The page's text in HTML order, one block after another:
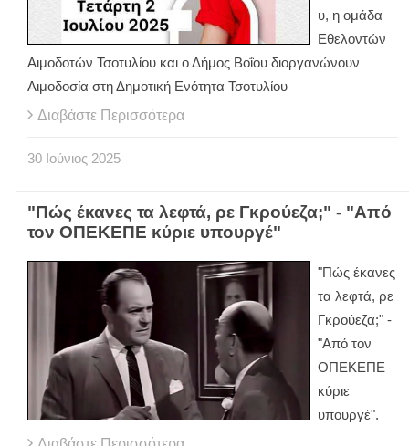
υ, η ομάδα
Εθελοντών
Αιμοδοτών Τσοτυλίου και ο Δήμος Βοΐου διοργανώνουν
Αιμοδοσία στη Δημοτική Ενότητα Τσοτυλίου
Διαβάστε Περισσότερα
30 Ιούνιος 2025
"Πώς έκανες τα λεφτά, ρε Γκρούεζα;" - "Από
τον ΟΠΕΚΕΠΕ κύριε υπουργέ"
"Πώς έκανες
τα λεφτά, ρε
Γκρούεζα;" -
"Από τον
ΟΠΕΚΕΠΕ
κύριε
υπουργέ".